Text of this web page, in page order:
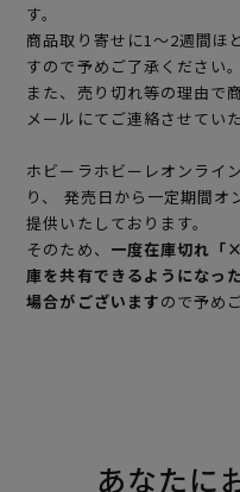
す。
商品取り寄せに1～2週間ほ
すので予めご了承ください。
また、売り切れ等の理由で
メールにてご連絡させてい
ホビーラホビーレオンライ
り、 発売日から一定期間
提供いたしております。
そのため、 一度在庫切れ「
庫を共有できるようになっ
場合がございますので予め
あなたに